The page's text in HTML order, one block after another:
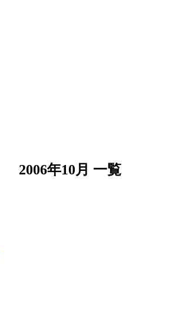
2006年10月 一覧